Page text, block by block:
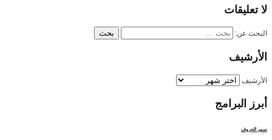
لاتعليقات
البحث عن:
الأرشيف
الأرشيف
أبرز البرامج
سمر الحروف